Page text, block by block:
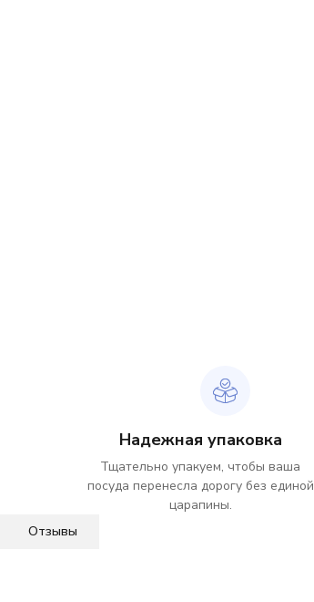
Надежная упаковка
Тщательно упакуем, чтобы ваша
посуда перенесла дорогу без единой
царапины.
Отзывы